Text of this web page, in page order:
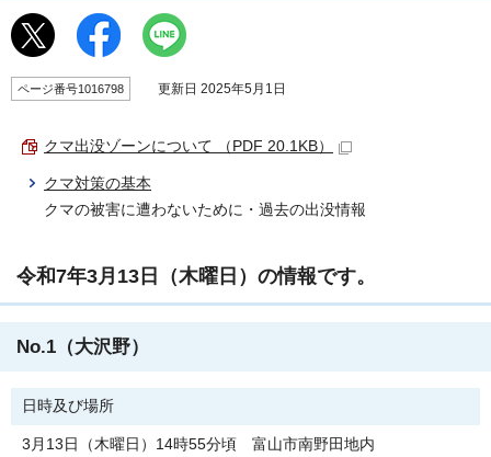
ページ番号1016798 更新日 2025年5月1日
クマ出没ゾーンについて （PDF 20.1KB）
クマ対策の基本
クマの被害に遭わないために・過去の出没情報
令和7年3月13日（木曜日）の情報です。
No.1（大沢野）
日時及び場所
3月13日（木曜日）14時55分頃 富山市南野田地内